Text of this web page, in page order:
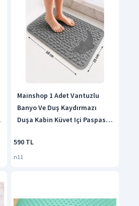
Mainshop 1 Adet Vantuzlu
Banyo Ve Duş Kaydırmazı
Duşa Kabin Küvet Içi Paspası
Gri
590 TL
n11